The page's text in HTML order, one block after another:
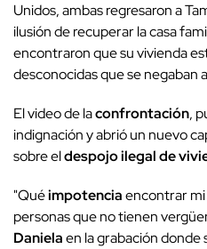
Unidos, ambas regresaron a
ilusión de recuperar la casa
encontraron que su vivienda
desconocidas que se negaban
El video de laconfrontación,
indignación y abrió un nuevo
sobre eldespojo ilegal de
"Quéimpotenciaencontrar mi
personas que no tienen
Danielaen la grabación donde